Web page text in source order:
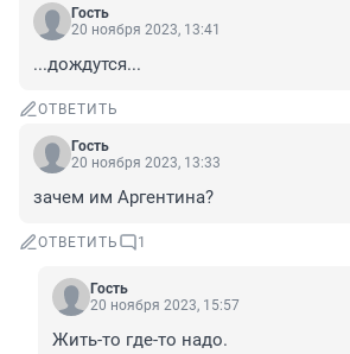
Гость
20 ноября 2023, 13:41
...дождутся...
ОТВЕТИТЬ
Гость
20 ноября 2023, 13:33
зачем им Аргентина?
ОТВЕТИТЬ 1
Гость
20 ноября 2023, 15:57
Жить-то где-то надо.